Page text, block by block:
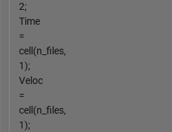
2;
Time
=
cell(n_files,
1);
Veloc
=
cell(n_files,
1);